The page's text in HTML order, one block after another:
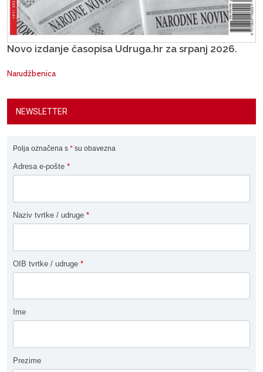
Novo izdanje časopisa Udruga.hr za srpanj 2026.
Narudžbenica
NEWSLETTER
Polja označena s * su obavezna
Adresa e-pošte *
Naziv tvrtke / udruge *
OIB tvrtke / udruge *
Ime
Prezime